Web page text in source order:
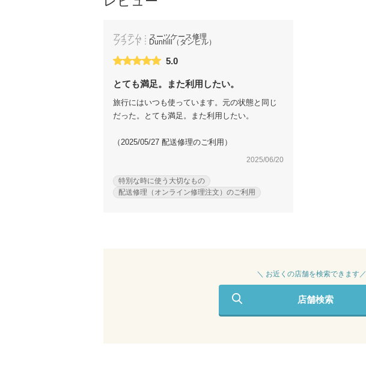
アイテム： スーツケース修理
ブランド： Dunhill（ダンヒル）
5.0
とても満足。また利用したい。
旅行にはいつも使っています。元の状態と同じ
だった。とても満足。また利用したい。
（2025/05/27 配送修理のご利用）
2025/06/20
特別な時に使う大切なもの
配送修理（オンライン修理注文）のご利用
＼ お近くの店舗を検索できます／
店舗検索